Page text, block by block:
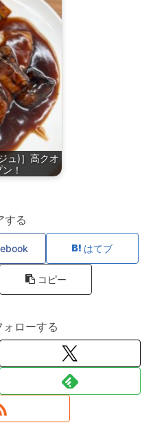
ュ)］高クオ
！
する
はてブ
コピー
ローする